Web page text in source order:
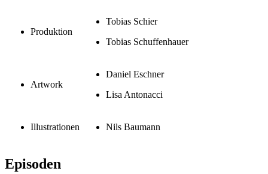
Produktion
Tobias Schier
Tobias Schuffenhauer
Artwork
Daniel Eschner
Lisa Antonacci
Illustrationen Nils Baumann
Episoden